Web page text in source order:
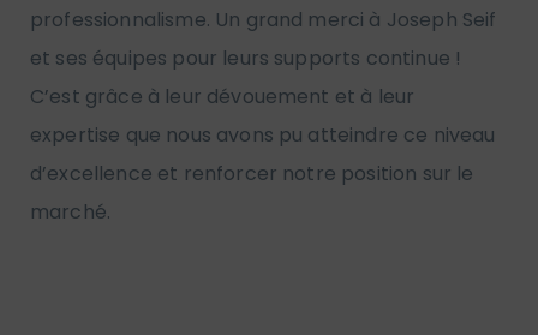
professionnalisme. Un grand merci à Joseph Seif
et ses équipes pour leurs supports continue !
C’est grâce à leur dévouement et à leur
expertise que nous avons pu atteindre ce niveau
d’excellence et renforcer notre position sur le
marché.